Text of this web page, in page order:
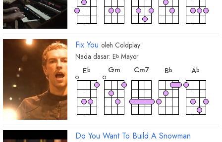
Fix You oleh Coldplay
Nada dasar: Eb Mayor
Eb
chord
Gm
chord
Cm7
Bb
Ab
Do You Want To Build A Snowman